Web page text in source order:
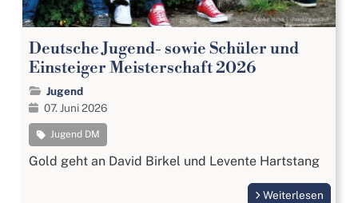
Deutsche Jugend- sowie Schüler und
Einsteiger Meisterschaft 2026
Jugend
07. Juni 2026
Jugend DM
Gold geht an David Birkel und Levente Hartstang
Weiterlesen